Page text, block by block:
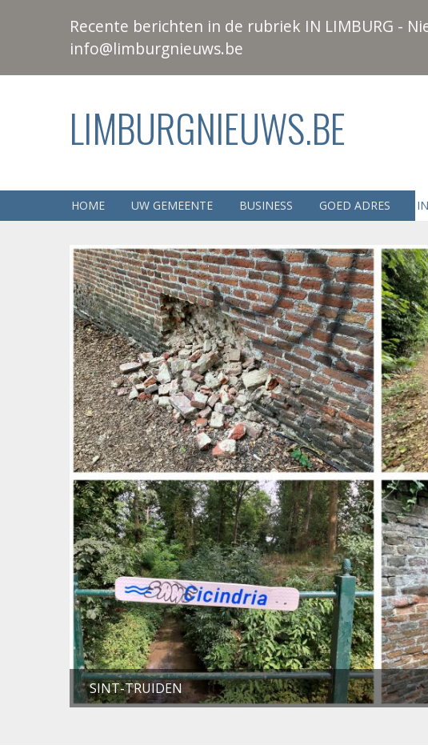
Recente berichten in de rubriek IN LIMBURG -
info@limburgnieuws.be
LIMBURGNIEUWS.BE
HOME UW GEMEENTE BUSINESS GOED ADRES
SINT-TRUIDEN